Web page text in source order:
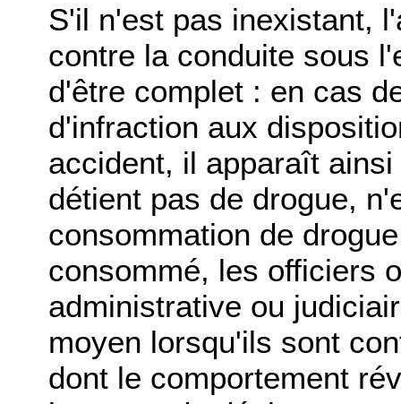
S'il n'est pas inexistant,
contre la conduite sous
d'être complet : en cas
d'infraction aux
accident, il apparaît
détient pas de drogue,
consommation de
consommé, les officiers
administrative ou
moyen lorsqu'ils sont
dont le comportement